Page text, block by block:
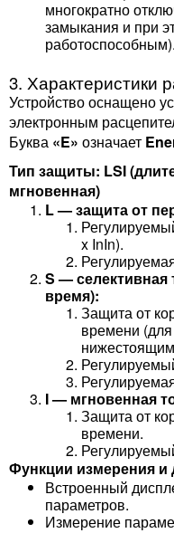
многократно
замыкания и при
работоспособным).
3. Характеристики
Устройство оснащено
электронным
Буква «E» означает
Тип защиты: LSI
мгновенная)
L — защита от
x InIn​).
S — селективная
время):
Защита от
времени (для
I — мгновенная
Защита от
времени.
Функции измерения и
Встроенный
параметров.
Измерение